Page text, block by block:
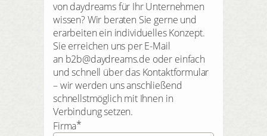
Blog
Unsere Produkte
von daydreams für Ihr Unternehmen
wissen? Wir beraten Sie gerne und
erarbeiten ein individuelles Konzept.
Sie erreichen uns per E-Mail
an b2b@daydreams.de oder einfach
und schnell über das Kontaktformular
– wir werden uns anschließend
schnellstmöglich mit Ihnen in
Verbindung setzen.
Firma*